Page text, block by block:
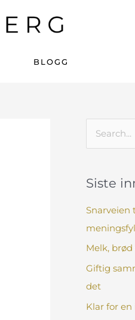
BLOGG
e
t
t
e
Siste
Snarveien
Melk,
Giftig
det
Klar for en